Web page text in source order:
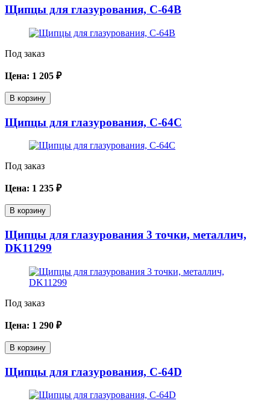
Щипцы для глазурования, C-64B
Под заказ
Цена: 1 205 ₽
В корзину
Щипцы для глазурования, C-64С
Под заказ
Цена: 1 235 ₽
В корзину
Щипцы для глазурования 3 точки, металлич,
DK11299
Под заказ
Цена: 1 290 ₽
В корзину
Щипцы для глазурования, C-64D